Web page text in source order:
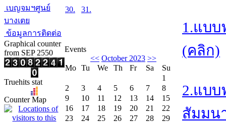
เบญจมฯศูนย์
บางเตย
ข้อมูลการติดต่อ
Graphical counter
from SEP 2550
Truehits stat
Counter Map
30. 31.
Events
<< October 2023 >>
Mo Tu We Th Fr Sa
Su
1
2
3 4 5 6 7
8
9
10 11 12 13 14
15
16
17 18 19 20 21
22
23
24 25 26 27 28
29
1.แบ
(คลิก)
2.แบ
สัมมน